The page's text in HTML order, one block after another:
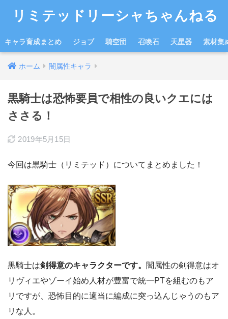
リミテッドリーシャちゃんねる
キャラ育成まとめ ジョブ 騎空団 召喚石 天星器 素材集
ホーム 闇属性キャラ
黒騎士は恐怖要員で相性の良いクエには
ささる！
2019年5月15日
今回は黒騎士（リミテッド）についてまとめました！
黒騎士は剣得意のキャラクターです。 闇属性の剣得意はオ
リヴィエやゾーイ始め人材が豊富で統一PTを組むのもア
リですが、恐怖目的に適当に編成に突っ込んじゃうのもア
リな人。